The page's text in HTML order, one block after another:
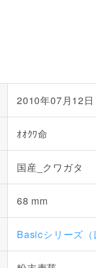
2010年07月12日
ｵｵｸﾜ命
国産_クワガタ
68 mm
Basicシリーズ